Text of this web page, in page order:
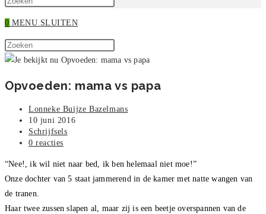
ZOEKEN
het
te
0 MENU SLUITEN
Zoek
op
site
op
om
Opvoeden: mama vs papa
Bericht
auteur:
Lonneke Buijze Bazelmans
Bericht
gepubliceerd
op:
10 juni 2016
Berichtcategorie:
Schrijfsels
Bericht
0 reacties
“Nee!, ik wil niet naar bed, ik ben helemaal niet moe!”
Onze dochter van 5 staat jammerend in de kamer met natte wangen van
de tranen.
Haar twee zussen slapen al, maar zij is een beetje overspannen van de